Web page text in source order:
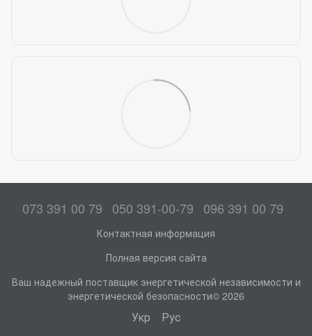
073 391 00 79 050 391-00-79 096 391 00 79
Контактная информация
Полная версия сайта
Ваш надежный поставщик энергетической независимости и
энергетической безопасности© 2026
Укр Рус